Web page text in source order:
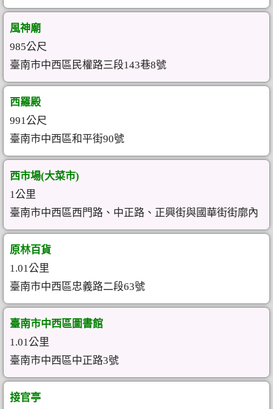
風神廟
985公尺
臺南市中西區民權路三段143巷8號
西羅殿
991公尺
臺南市中西區和平街90號
西市場(大菜市)
1公里
臺南市中西區西門路、中正路、正興街與國華街街廓內
原林百貨
1.01公里
臺南市中西區忠義路二段63號
臺南市中西區圖書館
1.01公里
臺南市中西區中正路3號
接官亭